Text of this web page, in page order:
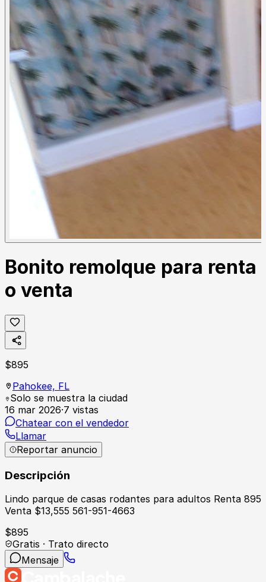
Bonito remolque para renta
o venta
$895
Pahokee, FL
Solo se muestra la ciudad
16 mar 2026·7 vistas
Chatear con el vendedor
Llamar
Reportar anuncio
Descripción
Lindo parque de casas rodantes para adultos Renta 895
Venta $13,555 561-951-4663
$895
Gratis · Trato directo
Mensaje